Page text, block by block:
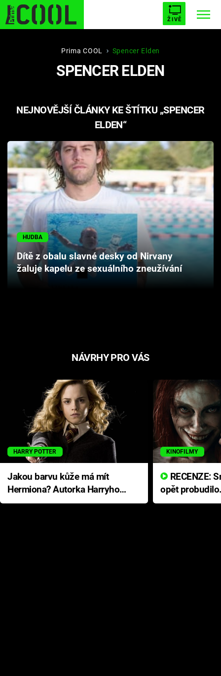
ŽIVĚ
STARHOUSE BUFFY, PŘEMOŽITELKA UPÍRŮ
PLNEJ KOTEL AVENGERS 5
Filmy
Seriály
Hry
Cool Esport
Pořady
TV Program
Prima COOL Spencer Elden
SPENCER ELDEN
NEJNOVĚJŠÍ ČLÁNKY KE ŠTÍTKU „SPENCER
ELDEN“
HUDBA
Dítě z obalu slavné desky od Nirvany
žaluje kapelu ze sexuálního zneužívání
NÁVRHY PRO VÁS
HARRY POTTER
Jakou barvu kůže má mít
Hermiona? Autorka Harryho
Pottera přišla s ráznou
KINOFILMY
opět
přichází s